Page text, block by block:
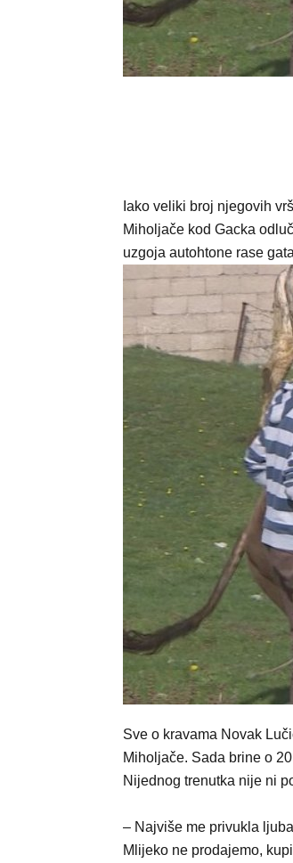
Iako veliki broj njegovih
Miholjače kod Gacka
uzgoja autohtone rase
Sve o kravama Novak
Miholjače. Sada brine o
Nijednog trenutka nije ni
– Najviše me privukla
Mlijeko ne prodajemo,